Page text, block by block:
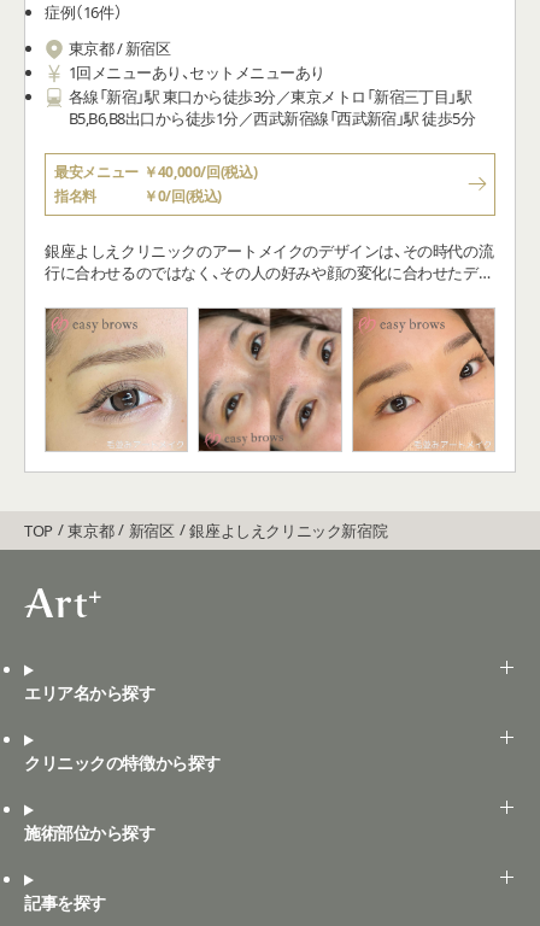
症例（16件）
東京都 / 新宿区
1回メニューあり、セットメニューあり
各線「新宿」駅 東口から徒歩3分／東京メトロ「新宿三丁目」駅
B5,B6,B8出口から徒歩1分／西武新宿線「西武新宿」駅 徒歩5分
最安メニュー ￥40,000/回(税込)
指名料
￥0/回(税込)
銀座よしえクリニックのアートメイクのデザインは、その時代の流
行に合わせるのではなく、その人の好みや顔の変化に合わせたデザ
TOP 東京都 新宿区 銀座よしえクリニック新宿院
エリア名から探す
クリニックの特徴から探す
施術部位から探す
記事を探す